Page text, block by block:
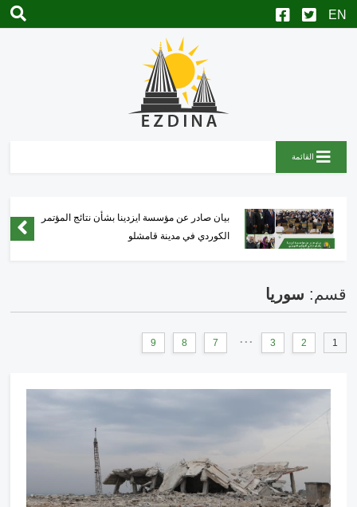
القائمة
نجل قيادي في "العمشات" يعتدي على مدني بريف
عفرين المحتلة
قسم: سوريا
1
2
3
...
7
8
9